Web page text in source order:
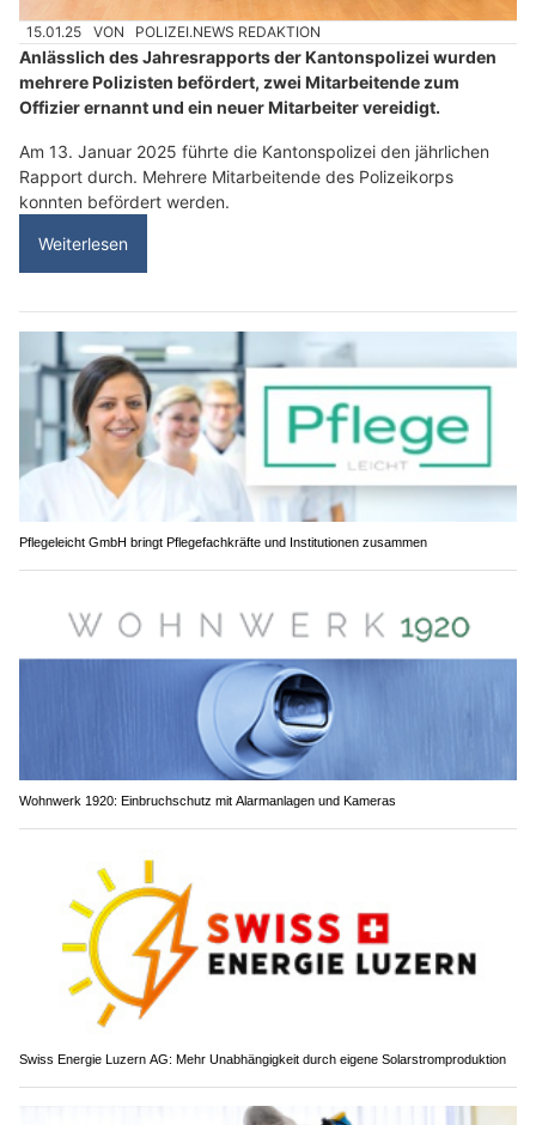
15.01.25 VON POLIZEI.NEWS REDAKTION
Anlässlich des Jahresrapports der Kantonspolizei wurden
mehrere Polizisten befördert, zwei Mitarbeitende zum
Offizier ernannt und ein neuer Mitarbeiter vereidigt.
Am 13. Januar 2025 führte die Kantonspolizei den jährlichen
Rapport durch. Mehrere Mitarbeitende des Polizeikorps
konnten befördert werden.
Weiterlesen
Pflegeleicht GmbH bringt Pflegefachkräfte und Institutionen zusammen
Wohnwerk 1920: Einbruchschutz mit Alarmanlagen und Kameras
Swiss Energie Luzern AG: Mehr Unabhängigkeit durch eigene Solarstromproduktion